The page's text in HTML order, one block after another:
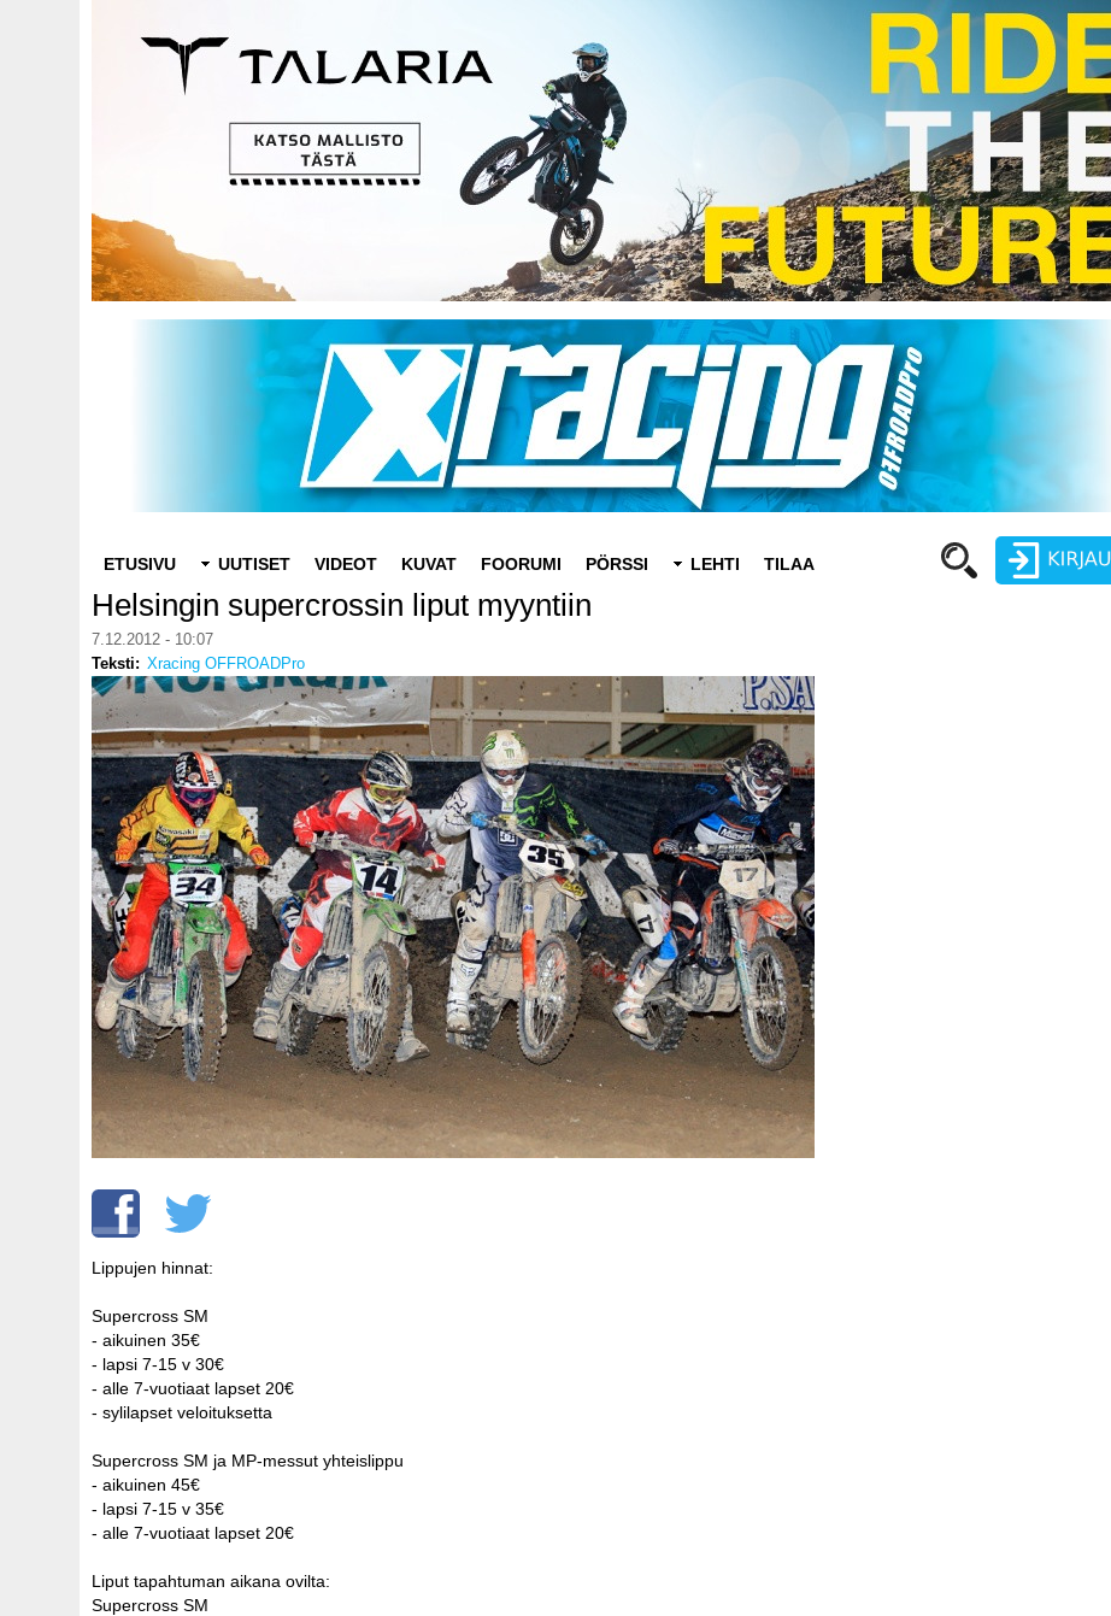
navigation
ETUSIVU UUTISET VIDEOT KUVAT FOORUMI PÖRSSI LEHTI TILAA
Helsingin supercrossin liput myyntiin
7.12.2012 - 10:07
Teksti
Xracing OFFROADPro
Lippujen hinnat:
Supercross SM
- aikuinen 35€
- lapsi 7-15 v 30€
- alle 7-vuotiaat lapset 20€
- sylilapset veloituksetta
Supercross SM ja MP-messut yhteislippu
- aikuinen 45€
- lapsi 7-15 v 35€
- alle 7-vuotiaat lapset 20€
Liput tapahtuman aikana ovilta:
Supercross SM